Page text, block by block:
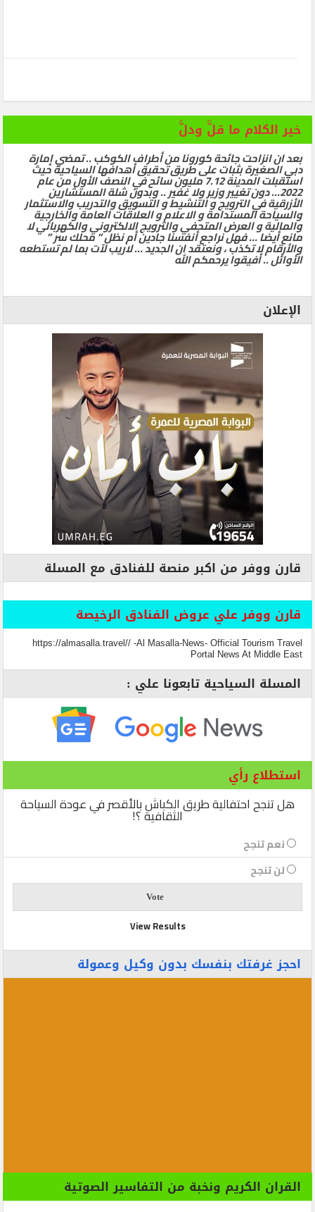
خير الكلام ما قلَّ ودلَّ
بعد ان انزاحت جائحة كورونا من أطراف الكوكب .. تمضي إمارة
دبي الصغيرة بثبات على طريق تحقيق أهدافها السياحية حيث
استقبلت المدينة 7.12 مليون سائح في النصف الأول من عام
2022… دون تغيير وزير ولا غفير .. وبدون شلة المستشارين
الأزرقية في الترويج و التنشيط و التسويق والتدريب والاستثمار
والسياحة المستدامة و الاعلام و العلاقات العامة والخارجية
والمالية و العرض المتحفي والترويج الالكتروني والكهربائي لا
مانع أيضا … فهل نراجع أنفسنا جادين أم نظل ” محلك سر ”
والأرقام لا تكذب ، ونعتقد ان الجديد … لاريب لآت بما لم تستطعه
الأوائل .. أفيقوا يرحمكم الله
الإعلان
قارن ووفر من اكبر منصة للفنادق مع المسلة
قارن ووفر علي عروض الفنادق الرخيصة
https://almasalla.travel// -Al Masalla-News- Official Tourism Travel
Portal News At Middle East
المسلة السياحية تابعونا علي :
استطلاع رأي
هل تنجح احتفالية طريق الكباش بالأقصر في عودة السياحة
الثقافية ؟!
نعم تنجح
لن تنجح
View Results
احجز غرفتك بنفسك بدون وكيل وعمولة
القران الكريم ونخبة من التفاسير الصوتية